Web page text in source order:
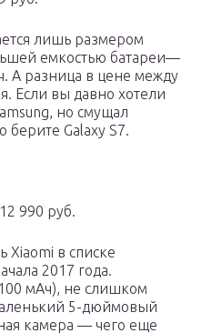
лишь размером
емкостью батареи—
А разница в цене между
Если вы давно хотели
но смущал
берите Galaxy S7.
990 руб.
Xiaomi в списке
2017 года.
мАч), не слишком
5-дюймовый
камера — чего еще